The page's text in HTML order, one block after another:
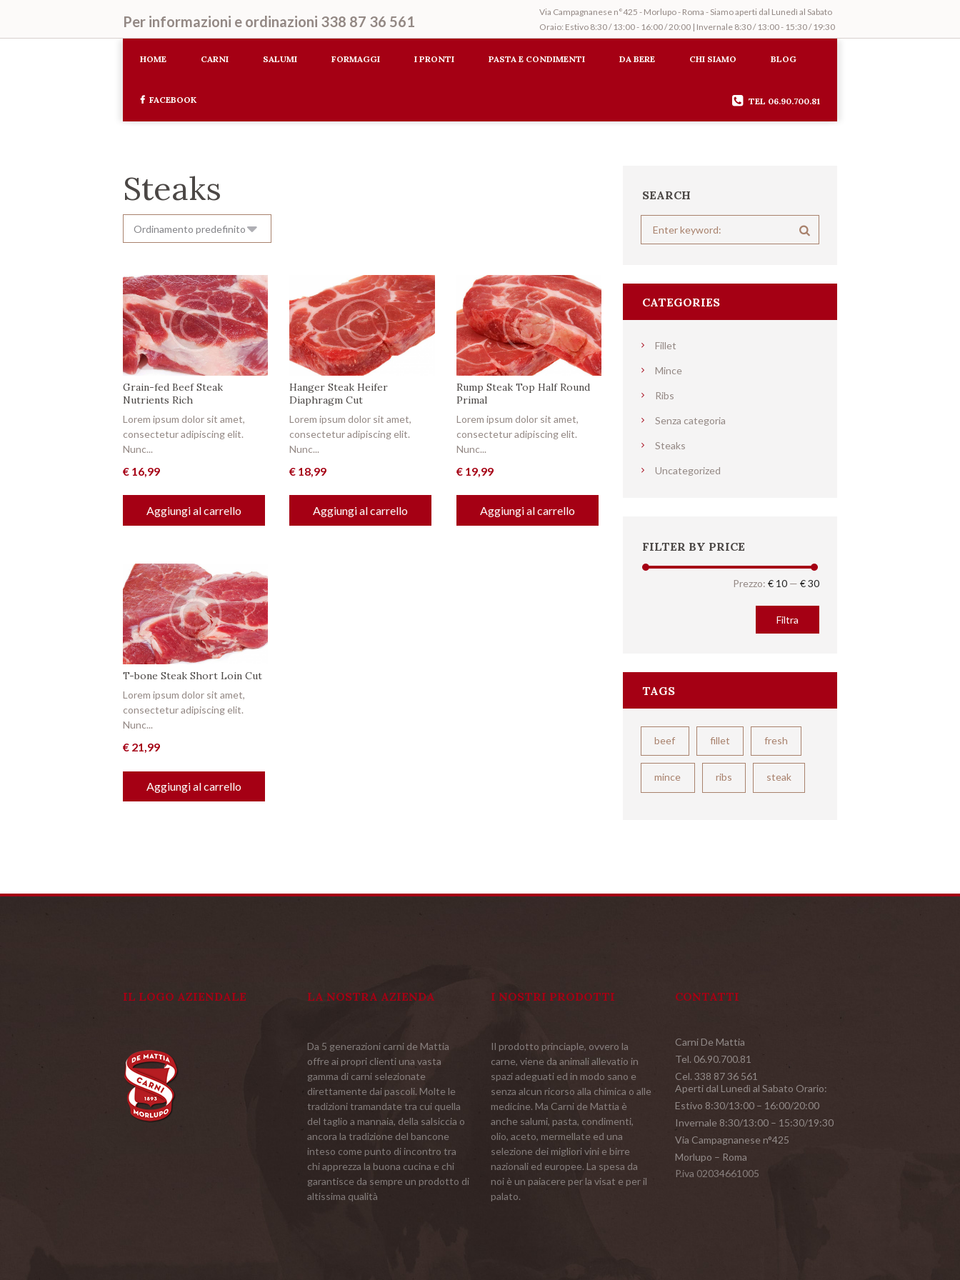
Per informazioni e ordinazioni 338 87 36 561
Via Campagnanese n°425 - Morlupo - Roma - Siamo aperti dal Lunedì al Sabato
Oraio: Estivo 8:30 / 13:00 - 16:00 / 20:00 | Invernale 8:30 / 13:00 - 15:30 / 19:30
HOME CARNI SALUMI FORMAGGI I PRONTI PASTA E CONDIMENTI DA BERE CHI SIAMO BLOG
FACEBOOK TEL 06.90.700.81
Steaks
Grain-fed Beef Steak
Nutrients Rich
Lorem ipsum dolor sit amet,
consectetur adipiscing elit.
Nunc...
€ 16,99
Aggiungi al carrello
Hanger Steak Heifer
Diaphragm Cut
Lorem ipsum dolor sit amet,
consectetur adipiscing elit.
Nunc...
€ 18,99
Aggiungi al carrello
Rump Steak Top Half Round
Primal
Lorem ipsum dolor sit amet,
consectetur adipiscing elit.
Nunc...
€19,99
Aggiungi al carrello
T-bone Steak Short Loin Cut
Lorem ipsum dolor sit amet,
consectetur adipiscing elit.
Nunc...
€ 21,99
Aggiungi al carrello
SEARCH
CATEGORIES
Fillet
Mince
Ribs
Senza categoria
Steaks
Uncategorized
FILTER BY PRICE
Prezzo
Prezzo
Filtra
Prezzo: € 10— € 30
TAGS
beef fillet fresh
mince ribs steak
IL LOGO AZIENDALE LA NOSTRA AZIENDA
Da 5 generazioni carni de Mattia
offre ai propri clienti una vasta
gamma di carni selezionate
direttamente dai pascoli. Molte le
tradizioni tramandate tra cui quella
del taglio a mannaia, della salsiccia o
ancora la tradizione del bancone
inteso come punto di incontro tra
chi apprezza la buona cucina e chi
garantisce da sempre un prodotto di
altissima qualità
I NOSTRI PRODOTTI
Il prodotto princiaple, ovvero la
carne, viene da animali allevatio in
spazi adeguati ed in modo sano e
senza alcun ricorso alla chimica o alle
medicine. Ma Carni de Mattia è
anche salumi, pasta, condimenti,
olio, aceto, mermellate ed una
selezione dei migliori vini e birre
nazionali ed europee. La spesa da
noi è un paiacere per la visat e per il
palato.
CONTATTI
Carni De Mattia
Tel. 06.90.700.81
Cel. 338 87 36 561
Aperti dal Lunedì al Sabato Orario:
Estivo 8:30/13:00 – 16:00/20:00
Invernale 8:30/13:00 – 15:30/19:30
Via Campagnanese n°425
Morlupo – Roma
P.iva 02034661005